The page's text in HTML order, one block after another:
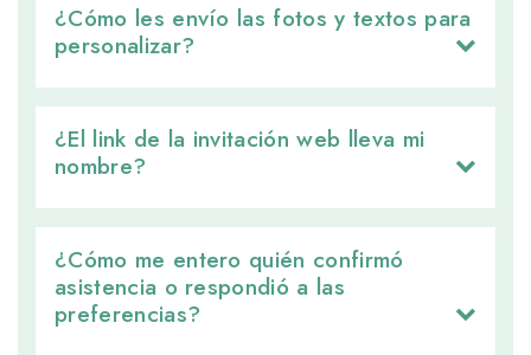
¿Cómo les envío las fotos y textos para
personalizar?
¿El link de la invitación web lleva mi
nombre?
¿Cómo me entero quién confirmó
asistencia o respondió a las
preferencias?